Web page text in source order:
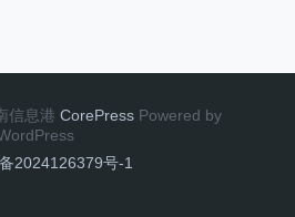
信息港 CorePress Powered by
2024126379号-1